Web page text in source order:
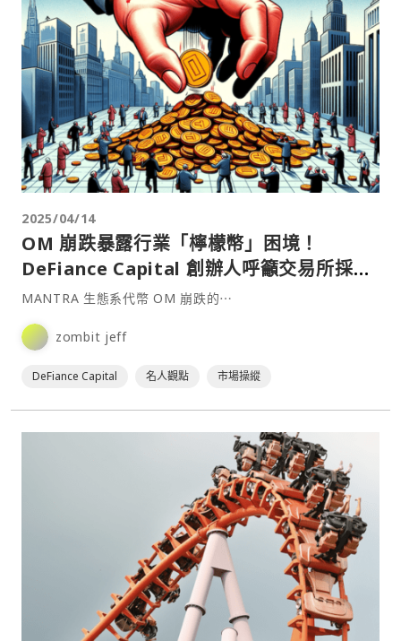
2025/04/14
OM 崩跌暴露行業「檸檬幣」困境！
DeFiance Capital 創辦人呼籲交易所採取
行動
MANTRA 生態系代幣 OM 崩跌的⋯
zombit jeff
DeFiance Capital 名人觀點 市場操縱